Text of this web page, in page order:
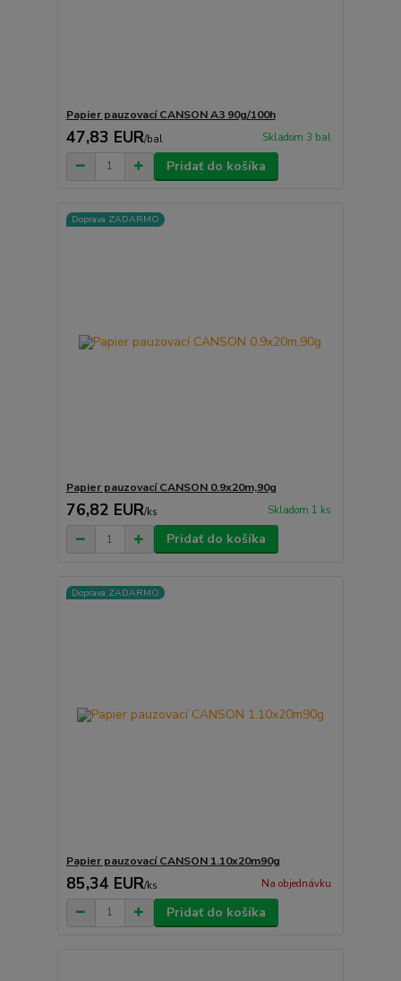
Papier pauzovací CANSON A3 90g/100h
47,83 EUR/bal Skladom 3 bal
Pridať do košíka
Doprava ZADARMO
Papier pauzovací CANSON 0.9x20m,90g
76,82 EUR/ks Skladom 1 ks
Pridať do košíka
Doprava ZADARMO
Papier pauzovací CANSON 1.10x20m90g
85,34 EUR/ks Na objednávku
Pridať do košíka